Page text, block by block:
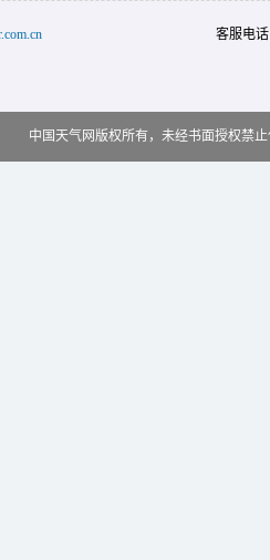
客服电
中国天气网版权所有，未经书面授权